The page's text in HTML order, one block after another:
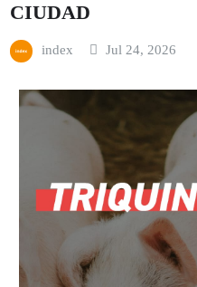
CIUDAD
index Jul 24, 2026